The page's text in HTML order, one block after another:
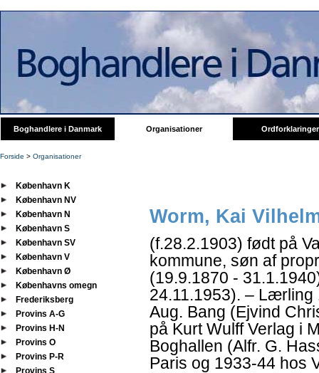
Boghandlere i Danmark Organisationer Ordforklaringer
Forside > Organisationer
København K
København NV
København N
København S
København SV
København V
København Ø
Københavns omegn
Frederiksberg
Provins A-G
Provins H-N
Provins O
Provins P-R
Provins S
Worm, Kai
(f.28.2.1903) født på
kommune, søn af
(19.9.1870 -
24.11.1953). –
Aug. Bang (Ejvind
på Kurt Wulff Verlag i
Boghallen (Alfr. G.
Paris og 1933-44 hos